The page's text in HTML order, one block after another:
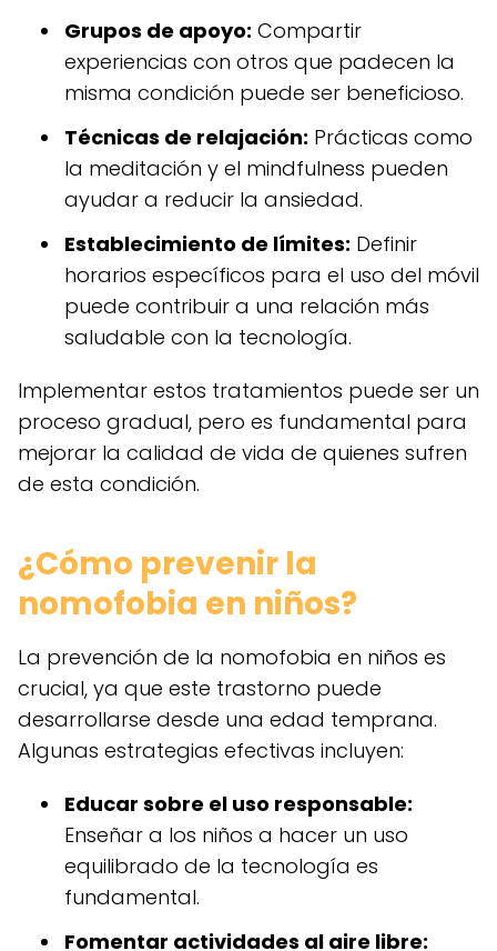
Grupos de apoyo: Compartir
experiencias con otros que padecen la
misma condición puede ser beneficioso.
Técnicas de relajación: Prácticas como
la meditación y el mindfulness pueden
ayudar a reducir la ansiedad.
Establecimiento de límites: Definir
horarios específicos para el uso del móvil
puede contribuir a una relación más
saludable con la tecnología.
Implementar estos tratamientos puede ser un
proceso gradual, pero es fundamental para
mejorar la calidad de vida de quienes sufren
de esta condición.
¿Cómo prevenir la
nomofobia en niños?
La prevención de la nomofobia en niños es
crucial, ya que este trastorno puede
desarrollarse desde una edad temprana.
Algunas estrategias efectivas incluyen:
Educar sobre el uso responsable:
Enseñar a los niños a hacer un uso
equilibrado de la tecnología es
fundamental.
Fomentar actividades al aire libre: